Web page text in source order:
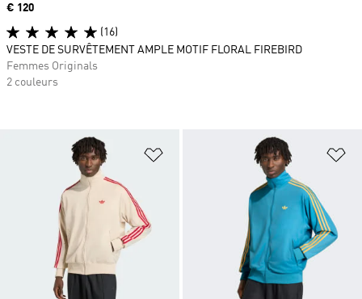
Ajouter à la Liste de produits
Prix
€ 120
(16)
VESTE DE SURVÊTEMENT AMPLE MOTIF FLORAL FIREBIRD
Femmes Originals
2 couleurs